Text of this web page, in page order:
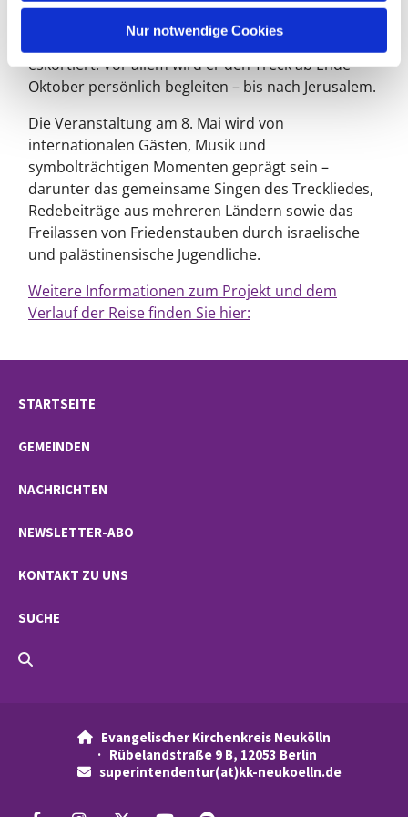
Nur notwendige Cookies
Brandenburger Tor bemüht, der den Treck am 8.
Mai gemeinsam mit der Berliner Polizeireiterstaffel
eskortiert. Vor allem wird er den Treck ab Ende
Oktober persönlich begleiten – bis nach Jerusalem.
Die Veranstaltung am 8. Mai wird von
internationalen Gästen, Musik und
symbolträchtigen Momenten geprägt sein –
darunter das gemeinsame Singen des Treckliedes,
Redebeiträge aus mehreren Ländern sowie das
Freilassen von Friedenstauben durch israelische
und palästinensische Jugendliche.
Weitere Informationen zum Projekt und dem
Verlauf der Reise finden Sie hier:
STARTSEITE
GEMEINDEN
NACHRICHTEN
NEWSLETTER-ABO
KONTAKT ZU UNS
SUCHE

Evangelischer Kirchenkreis Neukölln
· Rübelandstraße 9 B, 12053 Berlin
 superintendentur(at)kk-neukoelln.de